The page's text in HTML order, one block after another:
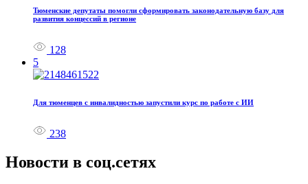
Тюменские депутаты помогли сформировать законодательную базу для
развития концессий в регионе
128
5
Для тюменцев с инвалидностью запустили курс по работе с ИИ
238
Новости в соц.сетях